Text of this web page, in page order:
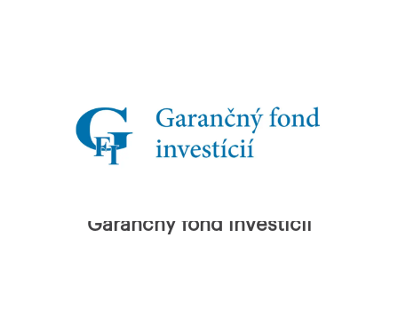
Garančný fond investícií